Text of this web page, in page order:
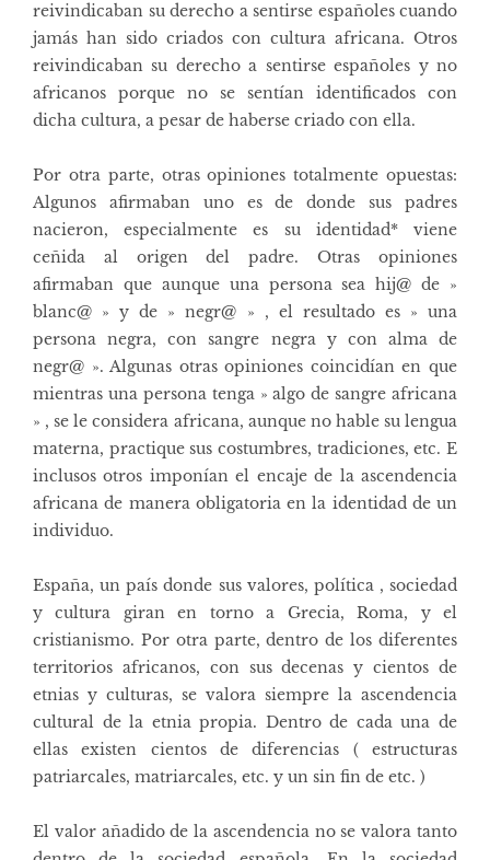
reivindicaban su derecho a sentirse españoles cuando
jamás han sido criados con cultura africana. Otros
reivindicaban su derecho a sentirse españoles y no
africanos porque no se sentían identificados con
dicha cultura, a pesar de haberse criado con ella.
Por otra parte, otras opiniones totalmente opuestas:
Algunos afirmaban uno es de donde sus padres
nacieron, especialmente es su identidad* viene
ceñida al origen del padre. Otras opiniones
afirmaban que aunque una persona sea hij@ de »
blanc@ » y de » negr@ » , el resultado es » una
persona negra, con sangre negra y con alma de
negr@ ». Algunas otras opiniones coincidían en que
mientras una persona tenga » algo de sangre africana
» , se le considera africana, aunque no hable su lengua
materna, practique sus costumbres, tradiciones, etc. E
inclusos otros imponían el encaje de la ascendencia
africana de manera obligatoria en la identidad de un
individuo.
España, un país donde sus valores, política , sociedad
y cultura giran en torno a Grecia, Roma, y el
cristianismo. Por otra parte, dentro de los diferentes
territorios africanos, con sus decenas y cientos de
etnias y culturas, se valora siempre la ascendencia
cultural de la etnia propia. Dentro de cada una de
ellas existen cientos de diferencias ( estructuras
patriarcales, matriarcales, etc. y un sin fin de etc. )
El valor añadido de la ascendencia no se valora tanto